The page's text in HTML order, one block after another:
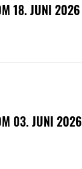
18. JUNI 2026
03. JUNI 2026